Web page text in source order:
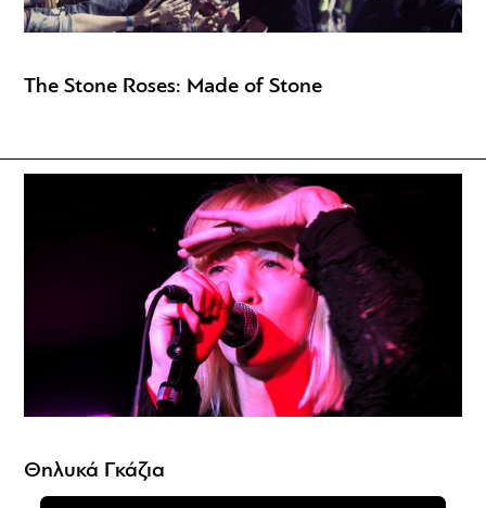
The Stone Roses: Made of Stone
Θηλυκά Γκάζια